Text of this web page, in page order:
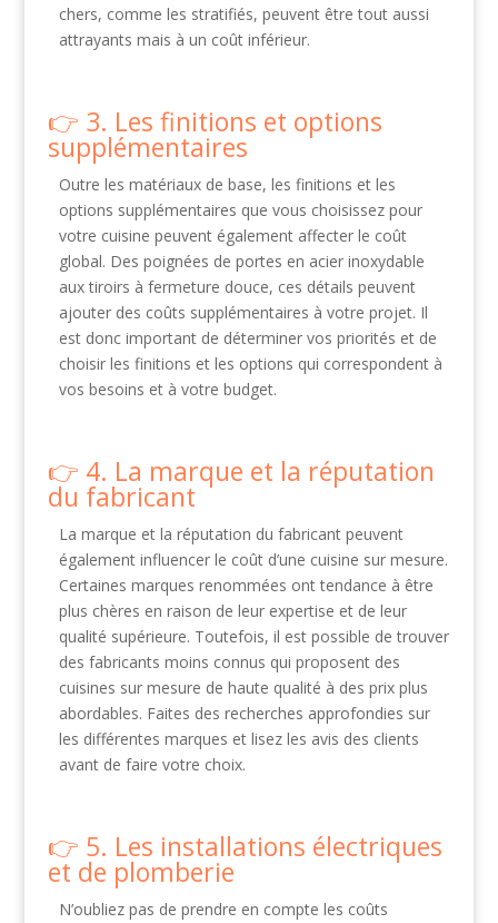
chers, comme les stratifiés, peuvent être tout aussi
attrayants mais à un coût inférieur.
3. Les finitions et options
supplémentaires
Outre les matériaux de base, les finitions et les
options supplémentaires que vous choisissez pour
votre cuisine peuvent également affecter le coût
global. Des poignées de portes en acier inoxydable
aux tiroirs à fermeture douce, ces détails peuvent
ajouter des coûts supplémentaires à votre projet. Il
est donc important de déterminer vos priorités et de
choisir les finitions et les options qui correspondent à
vos besoins et à votre budget.
4. La marque et la réputation
du fabricant
La marque et la réputation du fabricant peuvent
également influencer le coût d’une cuisine sur mesure.
Certaines marques renommées ont tendance à être
plus chères en raison de leur expertise et de leur
qualité supérieure. Toutefois, il est possible de trouver
des fabricants moins connus qui proposent des
cuisines sur mesure de haute qualité à des prix plus
abordables. Faites des recherches approfondies sur
les différentes marques et lisez les avis des clients
avant de faire votre choix.
5. Les installations électriques
et de plomberie
N’oubliez pas de prendre en compte les coûts